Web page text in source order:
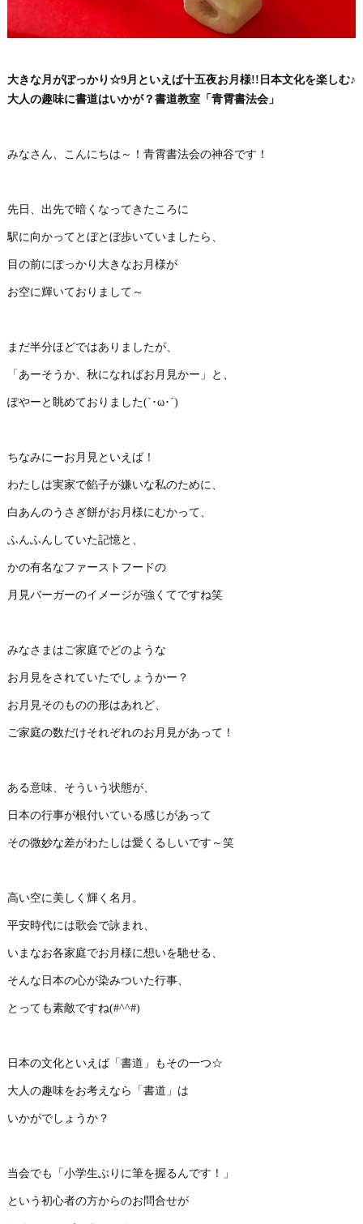
大きな月がぽっかり☆9月といえば十五夜お月様!!日本文化を楽しむ♪
大人の趣味に書道はいかが？書道教室「青霄書法会」
みなさん、こんにちは～！青霄書法会の神谷です！
先日、出先で暗くなってきたころに
駅に向かってとぼとぼ歩いていましたら、
目の前にぽっかり大きなお月様が
お空に輝いておりまして～
まだ半分ほどではありましたが、
「あーそうか、秋になればお月見かー」と、
ぽやーと眺めておりました(`･ω･´)
ちなみにーお月見といえば！
わたしは実家で餡子が嫌いな私のために、
白あんのうさぎ餅がお月様にむかって、
ふんふんしていた記憶と、
かの有名なファーストフードの
月見バーガーのイメージが強くてですね笑
みなさまはご家庭でどのような
お月見をされていたでしょうかー？
お月見そのものの形はあれど、
ご家庭の数だけそれぞれのお月見があって！
ある意味、そういう状態が、
日本の行事が根付いている感じがあって
その微妙な差がわたしは愛くるしいです～笑
高い空に美しく輝く名月。
平安時代には歌会で詠まれ、
いまなお各家庭でお月様に想いを馳せる、
そんな日本の心が染みついた行事、
とっても素敵ですね(#^^#)
日本の文化といえば「書道」もその一つ☆
大人の趣味をお考えなら「書道」は
いかがでしょうか？
当会でも「小学生ぶりに筆を握るんです！」
という初心者の方からのお問合せが